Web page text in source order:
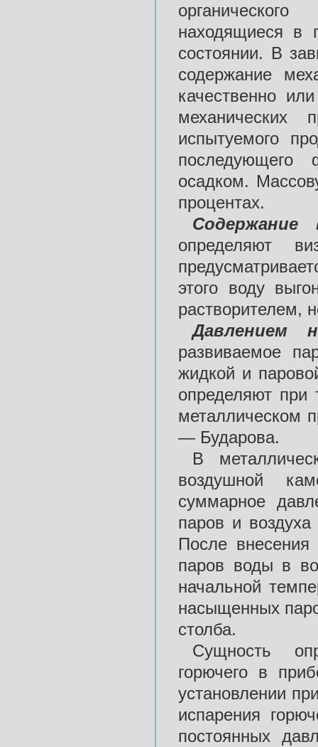
находящиеся в
состоянии. В
содержание
качественно
механических
испытуемого
последующего
осадком.
процентах.
Содержание
определяют
этого воду
растворителем,
Давлением
развиваемое
жидкой и
определяют при
металлическом
— Бударова.
В
воздушной
суммарное
паров и
После
паров воды в
начальной
насыщенных
столба.
Сущность
горючего в
установлении
испарения
постоянных